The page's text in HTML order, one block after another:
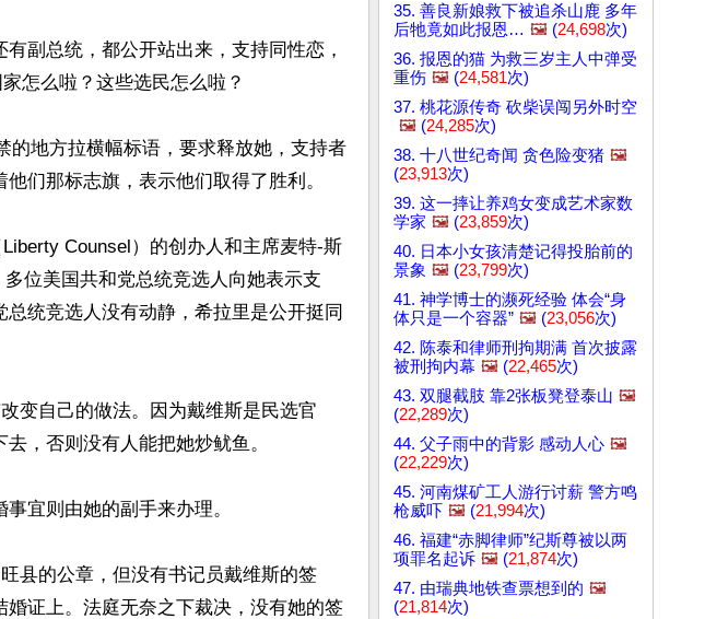
副总统，都公开站出来，支持同性恋，
怎么啦？这些选民怎么啦？
的地方拉横幅标语，要求释放她，支持者
们那标志旗，表示他们取得了胜利。
Counsel）的创办人和主席麦特-斯
位美国共和党总统竞选人向她表示支
统竞选人没有动静，希拉里是公开挺同
变自己的做法。因为戴维斯是民选官
，否则没有人能把她炒鱿鱼。
宜则由她的副手来办理。
县的公章，但没有书记员戴维斯的签
证上。法庭无奈之下裁决，没有她的签
35. 善良新娘救下被追杀山鹿 多年
后牠竟如此报恩… 🖼️ (24,698次)
36. 报恩的猫 为救三岁主人中弹受
重伤 🖼️ (24,581次)
37. 桃花源传奇 砍柴误闯另外时空
🖼️ (24,285次)
38. 十八世纪奇闻 贪色险变猪 🖼️
(23,913次)
39. 这一摔让养鸡女变成艺术家数
学家 🖼️ (23,859次)
40. 日本小女孩清楚记得投胎前的
景象 🖼️ (23,799次)
41. 神学博士的濒死经验 体会“身
体只是一个容器” 🖼️ (23,056次)
42. 陈泰和律师刑拘期满 首次披露
被刑拘内幕 🖼️ (22,465次)
43. 双腿截肢 靠2张板凳登泰山 🖼️
(22,289次)
44. 父子雨中的背影 感动人心 🖼️
(22,229次)
45. 河南煤矿工人游行讨薪 警方鸣
枪威吓 🖼️ (21,994次)
46. 福建“赤脚律师”纪斯尊被以两
项罪名起诉 🖼️ (21,874次)
47. 由瑞典地铁查票想到的 🖼️
(21,814次)